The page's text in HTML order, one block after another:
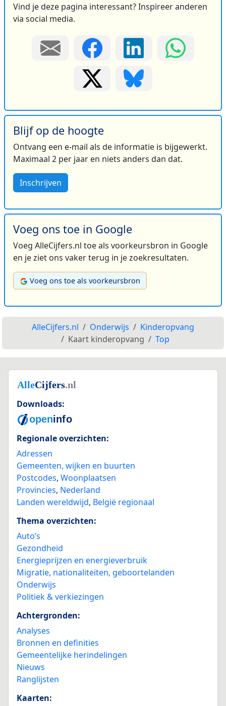
Vind je deze pagina interessant? Inspireer anderen
via social media.
Blijf op de hoogte
Ontvang een e-mail als de informatie is bijgewerkt.
Maximaal 2 per jaar en niets anders dan dat.
Inschrijven
Voeg ons toe in Google
Voeg AlleCijfers.nl toe als voorkeursbron in Google
en je ziet ons vaker terug in je zoekresultaten.
Voeg ons toe als voorkeursbron
AlleCijfers.nl Onderwijs
Kinderopvang
Kaart kinderopvang
Top
Downloads:
Regionale overzichten:
Adressen
Gemeenten, wijken en buurten
Postcodes, Woonplaatsen
Provincies, Nederland
Landen wereldwijd, België regionaal
Thema overzichten:
Auto’s
Gezondheid
Energieprijzen en energieverbruik
Migratie, nationaliteiten, geboortelanden
Onderwijs
Politiek & verkiezingen
Achtergronden:
Analyses
Bronnen en definities
Gemeentelijke herindelingen
Nieuws
Ranglijsten
Kaarten: